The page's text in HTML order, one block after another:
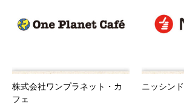
株式会社ワンプラネット・カ
フェ
ニッシン